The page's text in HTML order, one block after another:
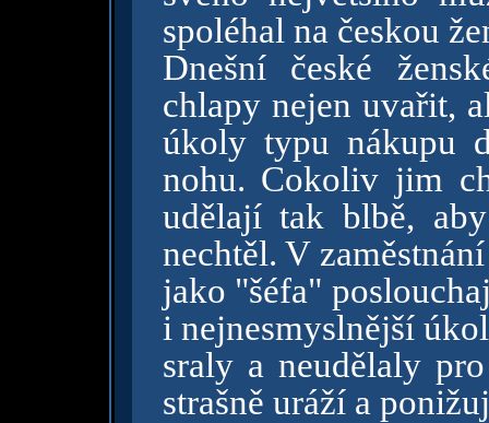
spoléhal na českou
Dnešní české
chlapy nejen uvařit,
úkoly typu nákupu
nohu. Cokoliv jim
udělají tak blbě,
nechtěl. V
jako "šéfa"
i nejnesmyslnější
sraly a neudělaly
strašně uráží a